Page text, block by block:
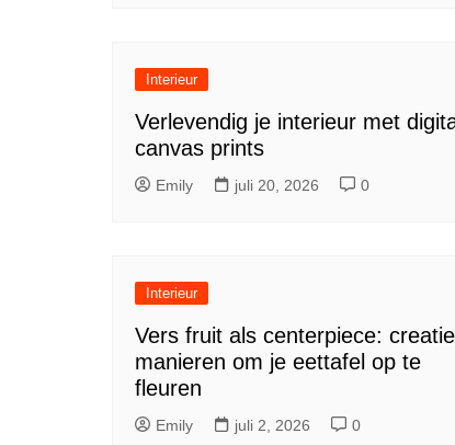
Interieur
Verlevendig je interieur met
canvas prints
Emily juli 20, 2026 0
Interieur
Vers fruit als centerpiece:
manieren om je eettafel op te
fleuren
Emily juli 2, 2026 0